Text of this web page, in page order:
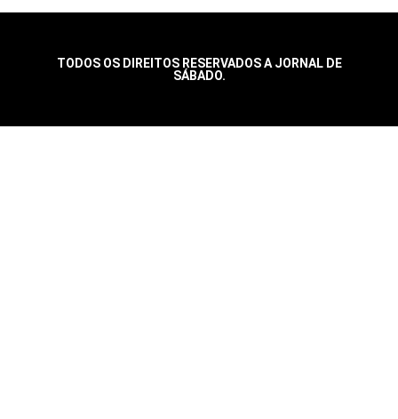
TODOS OS DIREITOS RESERVADOS A JORNAL DE
SÁBADO.